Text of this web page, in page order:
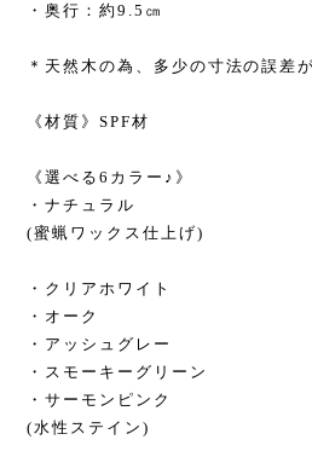
・奥行：約9.5㎝
＊天然木の為、多少の寸法の誤差
《材質》SPF材
《選べる6カラー♪》
・ナチュラル
(蜜蝋ワックス仕上げ)
・クリアホワイト
・オーク
・アッシュグレー
・スモーキーグリーン
・サーモンピンク
(水性ステイン)